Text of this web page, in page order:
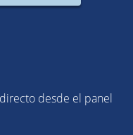
desde el panel